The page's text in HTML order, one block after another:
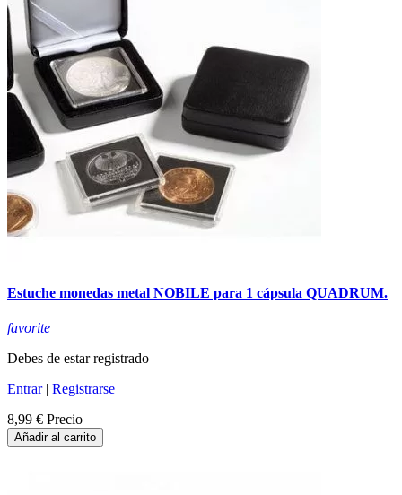
Estuche monedas metal NOBILE para 1 cápsula QUADRUM.
favorite
Debes de estar registrado
Entrar| Registrarse
8,99 € Precio
Añadir al carrito